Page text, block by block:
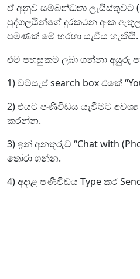
ඒ අනුව සම්බන්ධතා ලැයිස්තුවට
පුද්ගලයින්ගේ දුරකථන අංක
පමණක් මේ හරහා යැවිය හැකියි.
එම පහසුකම ලබා ගන්නා අයුරු
1) වට්සැප් search box එකේ
2) එයට පණිවිඩය යැවීමට
කරන්න.
3) ඉන් අනතුරුව “Chat with
තෝරා ගන්න.
4) අදාළ පණිවිඩය Type කර